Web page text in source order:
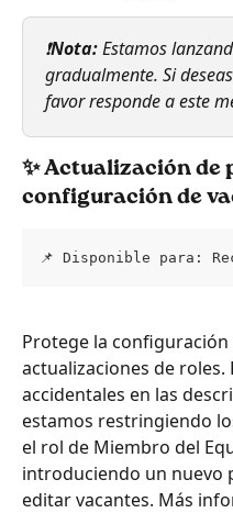
❗Nota: Estamos
gradualmente. Si
favor responde a este
✨ Actualización de
configuración de
📌 Disponible para:
Protege la configuración
actualizaciones de roles.
accidentales en las
estamos restringiendo
el rol de Miembro del
introduciendo un nuevo
editar vacantes. Más